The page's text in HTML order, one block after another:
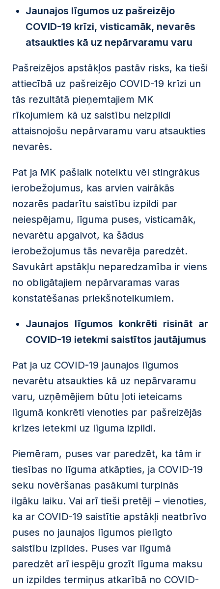
Jaunajos līgumos uz pašreizējo
COVID-19 krīzi, visticamāk, nevarēs
atsaukties kā uz nepārvaramu varu
Pašreizējos apstākļos pastāv risks, ka tieši
attiecībā uz pašreizējo COVID-19 krīzi un
tās rezultātā pieņemtajiem MK
rīkojumiem kā uz saistību neizpildi
attaisnojošu nepārvaramu varu atsaukties
nevarēs.
Pat ja MK pašlaik noteiktu vēl stingrākus
ierobežojumus, kas arvien vairākās
nozarēs padarītu saistību izpildi par
neiespējamu, līguma puses, visticamāk,
nevarētu apgalvot, ka šādus
ierobežojumus tās nevarēja paredzēt.
Savukārt apstākļu neparedzamība ir viens
no obligātajiem nepārvaramas varas
konstatēšanas priekšnoteikumiem.
Jaunajos līgumos konkrēti risināt ar
COVID-19 ietekmi saistītos jautājumus
Pat ja uz COVID-19 jaunajos līgumos
nevarētu atsaukties kā uz nepārvaramu
varu, uzņēmējiem būtu ļoti ieteicams
līgumā konkrēti vienoties par pašreizējās
krīzes ietekmi uz līguma izpildi.
Piemēram, puses var paredzēt, ka tām ir
tiesības no līguma atkāpties, ja COVID-19
seku novēršanas pasākumi turpinās
ilgāku laiku. Vai arī tieši pretēji – vienoties,
ka ar COVID-19 saistītie apstākļi neatbrīvo
puses no jaunajos līgumos pielīgto
saistību izpildes. Puses var līgumā
paredzēt arī iespēju grozīt līguma maksu
un izpildes termiņus atkarībā no COVID-